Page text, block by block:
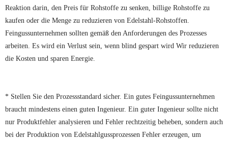
Reaktion darin, den Preis für Rohstoffe zu senken, billige Rohstoffe zu
kaufen oder die Menge zu reduzieren von Edelstahl-Rohstoffen.
Feingussunternehmen sollten gemäß den Anforderungen des Prozesses
arbeiten. Es wird ein Verlust sein, wenn blind gespart wird Wir reduzieren
die Kosten und sparen Energie.
* Stellen Sie den Prozessstandard sicher. Ein gutes Feingussunternehmen
braucht mindestens einen guten Ingenieur. Ein guter Ingenieur sollte nicht
nur Produktfehler analysieren und Fehler rechtzeitig beheben, sondern auch
bei der Produktion von Edelstahlgussprozessen Fehler erzeugen, um